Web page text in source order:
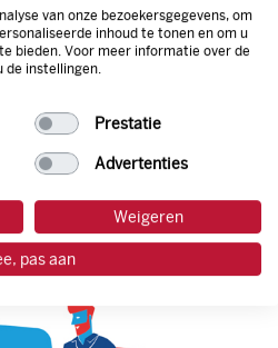
van onze bezoekersgegevens, om
inhoud te tonen en om u
bieden. Voor meer informatie over de
de instellingen.
Prestatie
Advertenties
Weigeren
pas aan